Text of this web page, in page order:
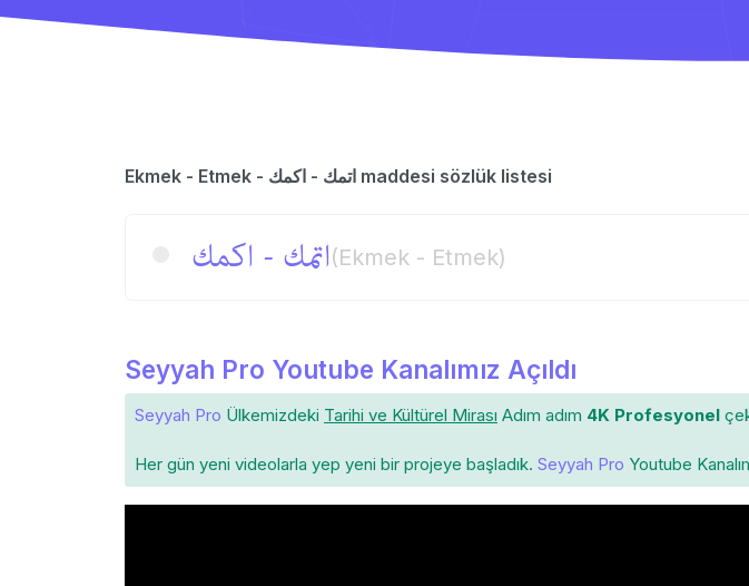
Ekmek - Etmek - اتمك - اكمك maddesi sözlük listesi
اتمك - اكمك(Ekmek - Etmek)
Seyyah Pro Youtube Kanalımız Açıldı
Seyyah Pro Ülkemizdeki Tarihi ve Kültürel Mirası Adım adım 4K Profesyonel
Her gün yeni videolarla yep yeni bir projeye başladık. Seyyah Pro Youtube